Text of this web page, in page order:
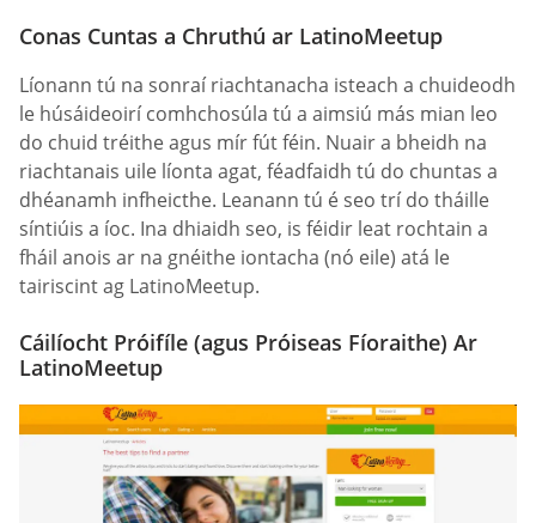
Conas Cuntas a Chruthú ar LatinoMeetup
Líonann tú na sonraí riachtanacha isteach a chuideodh
le húsáideoirí comhchosúla tú a aimsiú más mian leo
do chuid tréithe agus mír fút féin. Nuair a bheidh na
riachtanais uile líonta agat, féadfaidh tú do chuntas a
dhéanamh infheicthe. Leanann tú é seo trí do tháille
síntiúis a íoc. Ina dhiaidh seo, is féidir leat rochtain a
fháil anois ar na gnéithe iontacha (nó eile) atá le
tairiscint ag LatinoMeetup.
Cáilíocht Próifíle (agus Próiseas Fíoraithe) Ar
LatinoMeetup